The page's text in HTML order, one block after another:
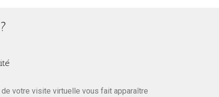
votre visite virtuelle vous fait apparaître